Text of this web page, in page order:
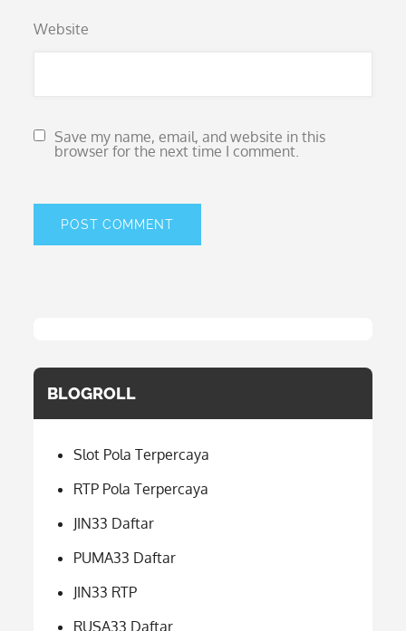
Website
Save my name, email, and website in this
browser for the next time I comment.
BLOGROLL
Slot Pola Terpercaya
RTP Pola Terpercaya
JIN33 Daftar
PUMA33 Daftar
JIN33 RTP
RUSA33 Daftar